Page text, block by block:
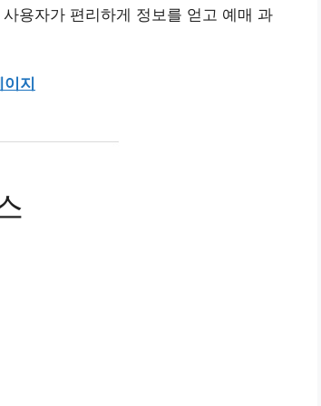
용자가 편리하게 정보를 얻고 예매 과
이지